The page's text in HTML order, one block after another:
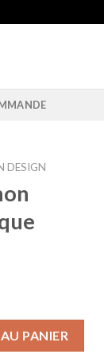
DESIGN
PANIER